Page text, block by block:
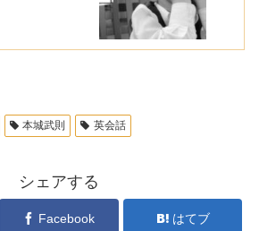
本城武則 英会話
シェアする
Facebook はてブ